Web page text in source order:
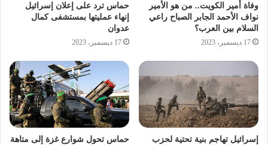
وفاة أمير الكويت.. من هو الأمير
نواف الأحمد الجابر الصباح راعي
السلام بين العرب؟
17 ديسمبر، 2023
حماس ترد على إعلان إسرائيل
إنهاء عمليتها بمستشفى كمال
عدوان
17 ديسمبر، 2023
إسرائيل تهاجم بنية تحتية لحزب
حماس تحول شوارع غزة إلى متاهة